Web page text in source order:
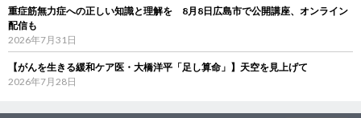
重症筋無力症への正しい知識と理解を 8月8日広島市で公開講座、オンライン
配信も
2026年7月31日
【がんを生きる緩和ケア医・大橋洋平「足し算命」】天空を見上げて
2026年7月28日